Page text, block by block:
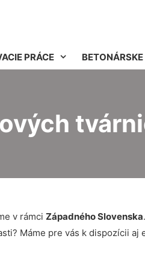
PRÁCE BETONÁRSKE
v rámci Západného Slovenska.
Máme pre vás k dispozícii aj